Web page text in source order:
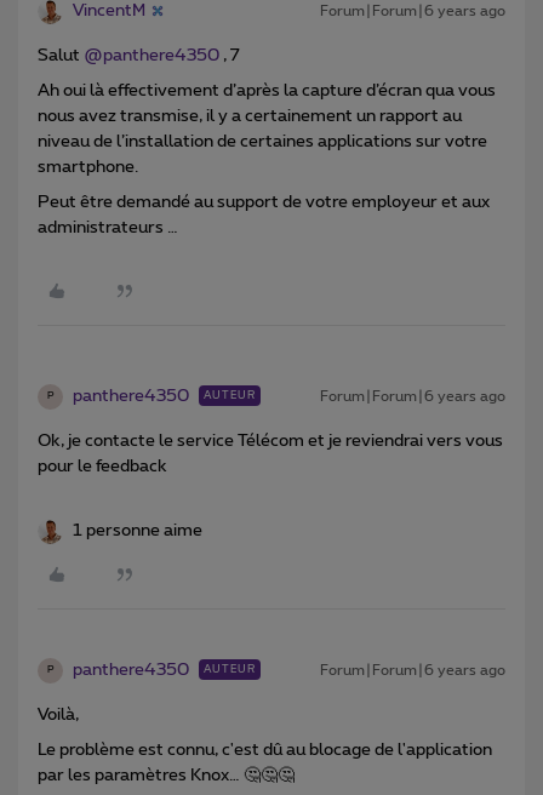
VincentM Forum|Forum|6 years ago
Salut @panthere4350 , 7
Ah oui là effectivement d’après la capture d’écran qua vous
nous avez transmise, il y a certainement un rapport au
niveau de l’installation de certaines applications sur votre
smartphone.
Peut être demandé au support de votre employeur et aux
administrateurs …
P panthere4350 AUTEUR Forum|Forum|6 years ago
Ok, je contacte le service Télécom et je reviendrai vers vous
pour le feedback
1 personne aime
P panthere4350 AUTEUR Forum|Forum|6 years ago
Voilà,
Le problème est connu, c'est dû au blocage de l'application
par les paramètres Knox… 🤔🤔🤔